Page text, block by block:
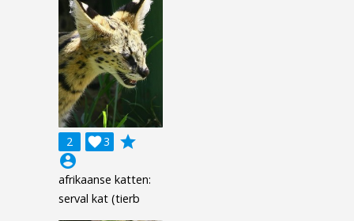
2 3

grade
account_circle
afrikaanse katten:
serval kat (tierb